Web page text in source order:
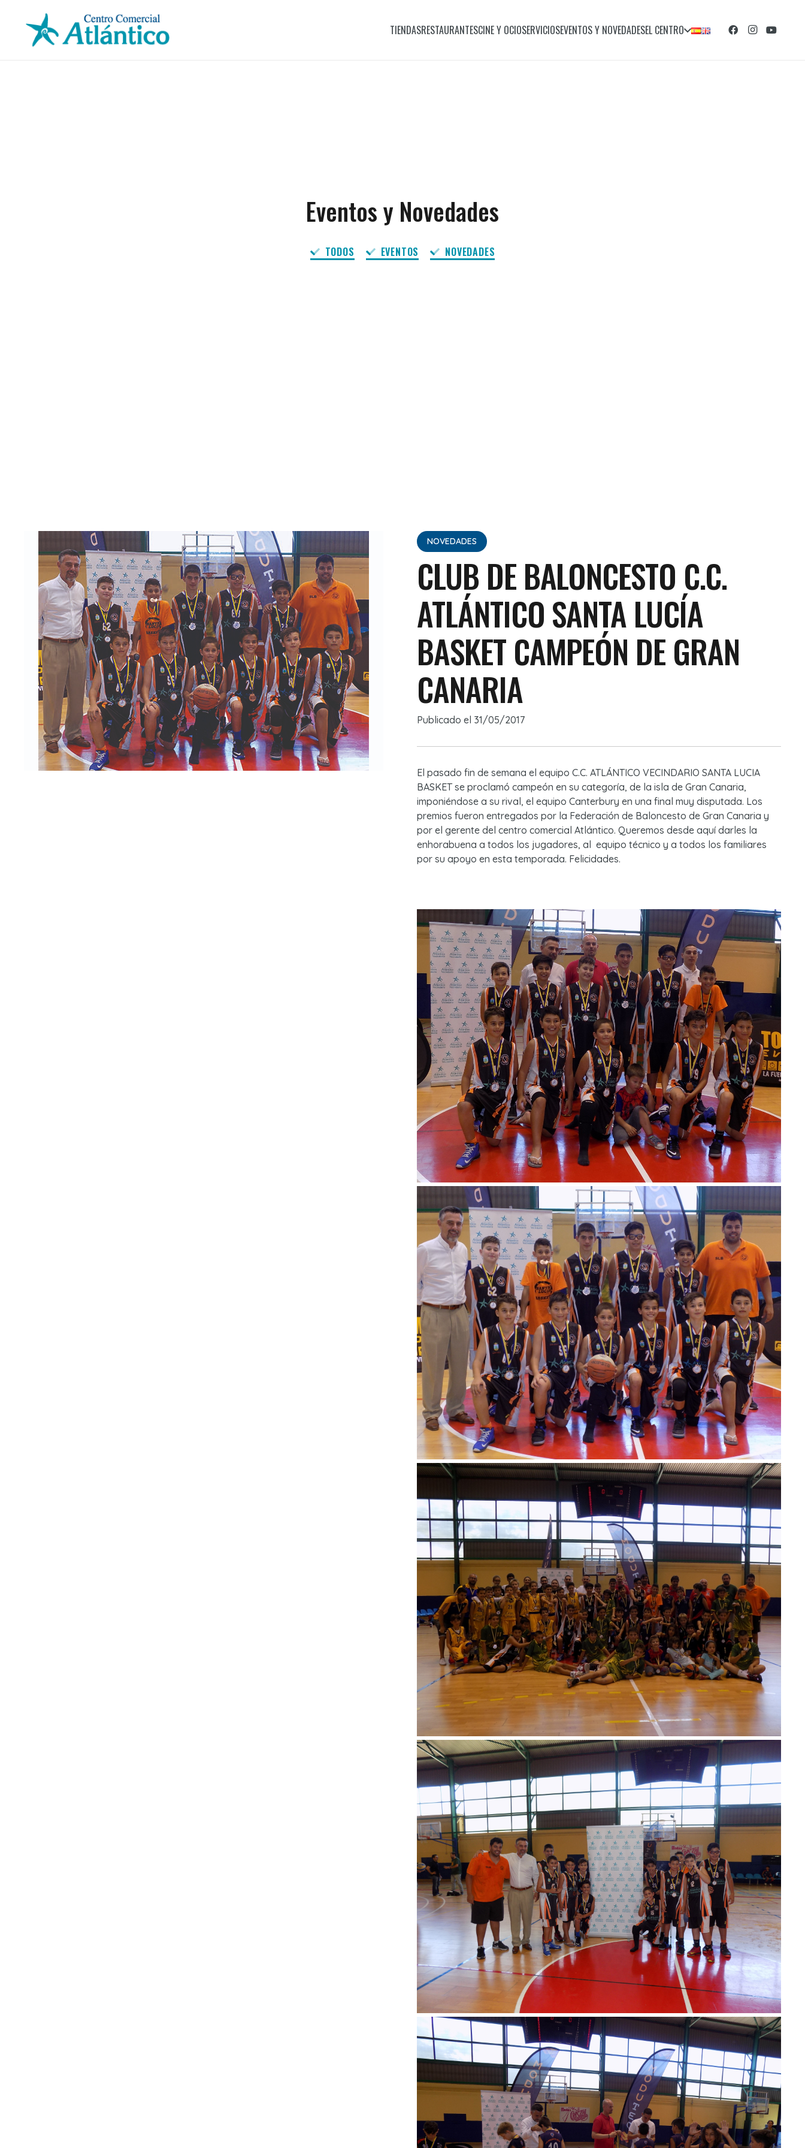
TIENDASRESTAURANTESCINE Y OCIOSERVICIOSEVENTOS Y NOVEDADESEL CENTRO
Eventos y Novedades
TODOS EVENTOS NOVEDADES
NOVEDADES
CLUB DE BALONCESTO C.C.
ATLÁNTICO SANTA LUCÍA
BASKET CAMPEÓN DE GRAN
CANARIA
Publicado el 31/05/2017
El pasado fin de semana el equipo C.C. ATLÁNTICO VECINDARIO SANTA LUCIA
BASKET se proclamó campeón en su categoría, de la isla de Gran Canaria,
imponiéndose a su rival, el equipo Canterbury en una final muy disputada. Los
premios fueron entregados por la Federación de Baloncesto de Gran Canaria y
por el gerente del centro comercial Atlántico. Queremos desde aquí darles la
enhorabuena a todos los jugadores, al equipo técnico y a todos los familiares
por su apoyo en esta temporada. Felicidades.